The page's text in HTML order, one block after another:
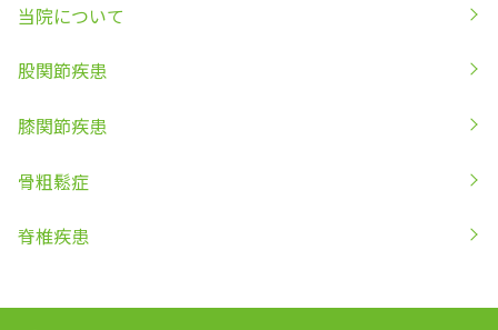
当院について
股関節疾患
膝関節疾患
骨粗鬆症
脊椎疾患